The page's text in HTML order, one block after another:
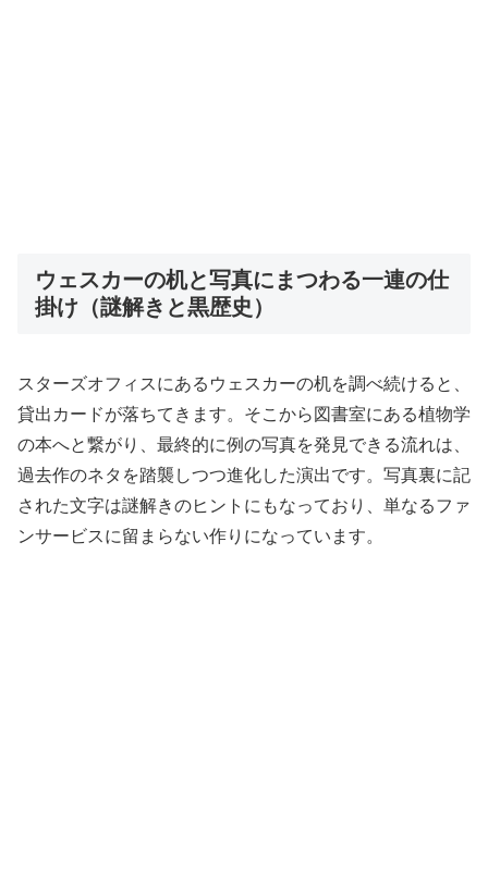
ウェスカーの机と写真にまつわる一連の仕
掛け（謎解きと黒歴史）
スターズオフィスにあるウェスカーの机を調べ続けると、
貸出カードが落ちてきます。そこから図書室にある植物学
の本へと繋がり、最終的に例の写真を発見できる流れは、
過去作のネタを踏襲しつつ進化した演出です。写真裏に記
された文字は謎解きのヒントにもなっており、単なるファ
ンサービスに留まらない作りになっています。